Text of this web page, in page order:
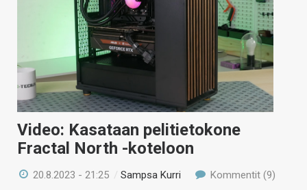
Video: Kasataan pelitietokone
Fractal North -koteloon
20.8.2023 - 21:25 /Sampsa Kurri Kommentit (9)